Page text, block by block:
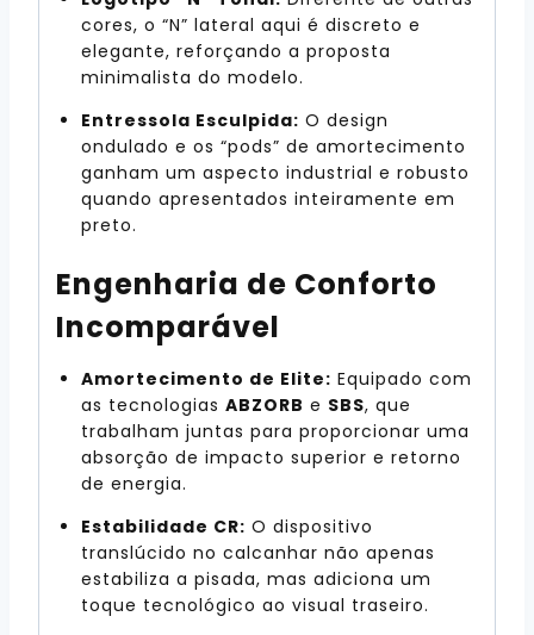
cores, o “N” lateral aqui é discreto e
elegante, reforçando a proposta
minimalista do modelo.
Entressola Esculpida: O design
ondulado e os “pods” de amortecimento
ganham um aspecto industrial e robusto
quando apresentados inteiramente em
preto.
Engenharia de Conforto
Incomparável
Amortecimento de Elite: Equipado com
as tecnologias ABZORB e SBS, que
trabalham juntas para proporcionar uma
absorção de impacto superior e retorno
de energia.
Estabilidade CR: O dispositivo
translúcido no calcanhar não apenas
estabiliza a pisada, mas adiciona um
toque tecnológico ao visual traseiro.